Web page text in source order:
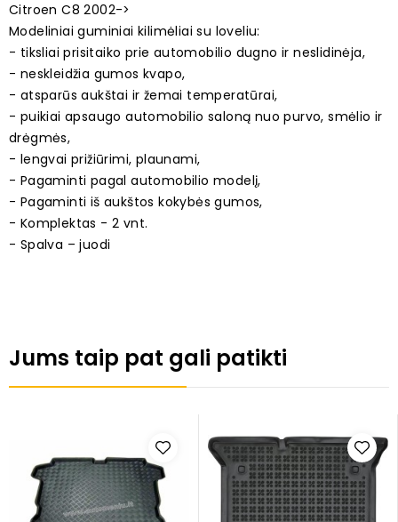
Citroen C8 2002->
Modeliniai guminiai kilimėliai su loveliu:
- tiksliai prisitaiko prie automobilio dugno ir neslidinėja,
- neskleidžia gumos kvapo,
- atsparūs aukštai ir žemai temperatūrai,
- puikiai apsaugo automobilio saloną nuo purvo, smėlio ir
drėgmės,
- lengvai prižiūrimi, plaunami,
- Pagaminti pagal automobilio modelį,
- Pagaminti iš aukštos kokybės gumos,
- Komplektas - 2 vnt.
- Spalva – juodi
Jums taip pat gali patikti